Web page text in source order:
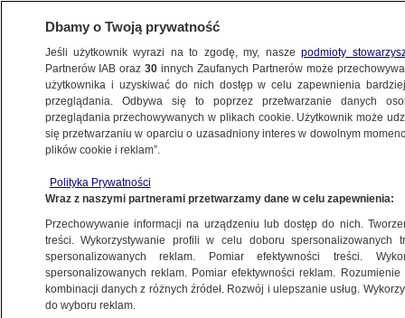
BIZNES
Z KRAJU
nowej zakopianki otwarty
28.09.2019, 12:44
Udostępnij
Dbamy o Twoją prywatność
Jeśli użytkownik wyrazi na to zgodę, my, naszepodmioty
Partnerów IAB oraz30 innych Zaufanych Partnerów może
użytkownika i uzyskiwać do nich dostęp w celu zapewnienia
przeglądania. Odbywa się to poprzez przetwarzanie danych
przeglądania przechowywanych w plikach cookie. Użytkownik może
się przetwarzaniu w oparciu o uzasadniony interes w dowolnym
plików cookie i reklam”.
Polityka Prywatności
Wraz z naszymi partnerami przetwarzamy dane w celu zapewnienia:
Przechowywanie informacji na urządzeniu lub dostęp do nich.
treści. Wykorzystywanie profili w celu doboru spersonalizowanych
spersonalizowanych reklam. Pomiar efektywności treści.
spersonalizowanych reklam. Pomiar efektywności reklam.
kombinacji danych z różnych źródeł. Rozwój i ulepszanie usług.
do wyboru reklam.